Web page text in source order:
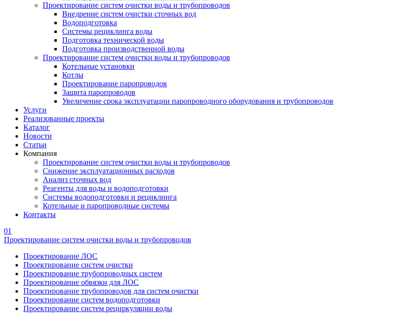
Проектирование систем очистки воды и трубопроводов
Внедрение систем очистки сточных вод
Водоподготовка
Системы рециклинга воды
Подготовка технической воды
Подготовка производственной воды
Проектирование систем очистки воды и трубопроводов
Котельные установки
Котлы
Проектирование паропроводов
Защита паропроводов
Увеличение срока эксплуатации паропроводного оборудования и трубопроводов
Услуги
Реализованные проекты
Каталог
Новости
Статьи
Компания
Проектирование систем очистки воды и трубопроводов
Снижение эксплуатационных расходов
Анализ сточных вод
Реагенты для воды и водоподготовки
Системы водоподготовки и рециклинга
Котельные и паропроводные системы
Контакты
01
Проектирование систем очистки воды и трубопроводов
Проектирование ЛОС
Проектирование систем очистки
Проектирование трубопроводных систем
Проектирование обвязки для ЛОС
Проектирование трубопроводов для систем очистки
Проектирование систем водоподготовки
Проектирование систем рециркуляции воды